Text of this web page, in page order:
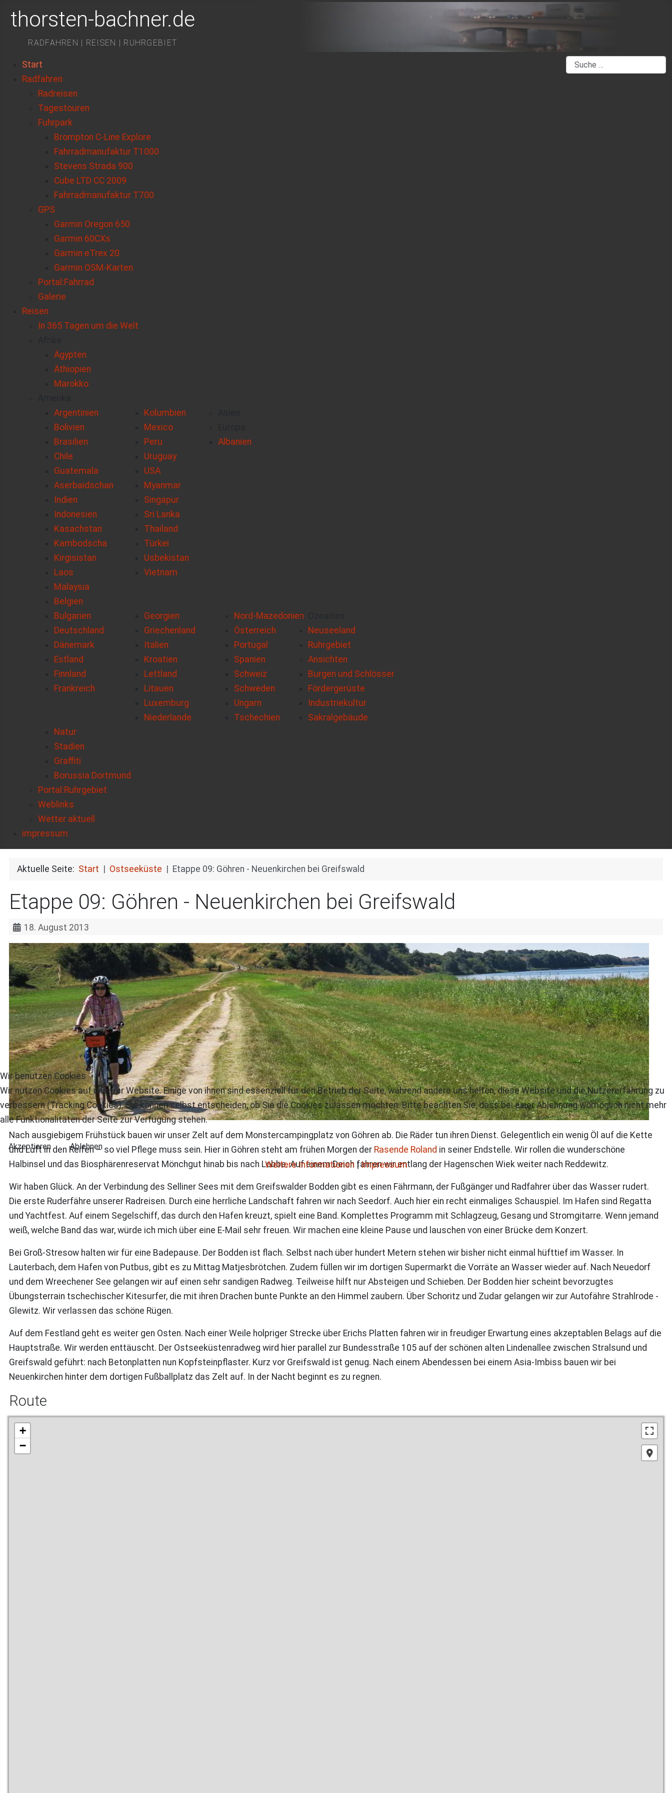
thorsten-bachner.de
RADFAHREN | REISEN | RUHRGEBIET
Start
Radfahren
Radreisen
Tagestouren
Fuhrpark
Brompton C-Line Explore
Fahrradmanufaktur T1000
Stevens Strada 900
Cube LTD CC 2009
Fahrradmanufaktur T700
GPS
Garmin Oregon 650
Garmin 60CXs
Garmin eTrex 20
Garmin OSM-Karten
Portal:Fahrrad
Galerie
Reisen
In 365 Tagen um die Welt
Ägypten
Äthiopien
Marokko
Argentinien
Bolivien
Brasilien
Chile
Guatemala
Kolumbien
Mexico
Peru
Uruguay
USA
Aserbaidschan
Indien
Indonesien
Kasachstan
Kambodscha
Kirgisistan
Laos
Malaysia
Myanmar
Singapur
Sri Lanka
Thailand
Türkei
Usbekistan
Vietnam
Albanien
Belgien
Bulgarien
Deutschland
Dänemark
Estland
Finnland
Frankreich
Georgien
Griechenland
Italien
Kroatien
Lettland
Litauen
Luxemburg
Niederlande
Nord-Mazedonien
Österreich
Portugal
Spanien
Schweiz
Schweden
Ungarn
Tschechien
Neuseeland
Ruhrgebiet
Ansichten
Burgen und Schlösser
Fördergerüste
Industriekultur
Sakralgebäude
Natur
Stadien
Graffiti
Borussia Dortmund
Portal:Ruhrgebiet
Weblinks
Wetter aktuell
impressum
Suchen
Aktuelle Seite: Start Ostseeküste Etappe 09: Göhren - Neuenkirchen bei Greifswald
Etappe 09: Göhren - Neuenkirchen bei Greifswald
18. August 2013
Nach ausgiebigem Frühstück bauen wir unser Zelt auf dem Monstercampingplatz von Göhren ab. Die Räder tun ihren Dienst. Gelegentlich ein wenig Öl auf die Kette
und Luft in den Reifen – so viel Pflege muss sein. Hier in Göhren steht am frühen Morgen der Rasende Roland in seiner Endstelle. Wir rollen die wunderschöne
Halbinsel und das Biosphärenreservat Mönchgut hinab bis nach Lobbe. Auf einem Deich fahren wir entlang der Hagenschen Wiek weiter nach Reddewitz.
Wir haben Glück. An der Verbindung des Selliner Sees mit dem Greifswalder Bodden gibt es einen Fährmann, der Fußgänger und Radfahrer über das Wasser rudert.
Die erste Ruderfähre unserer Radreisen. Durch eine herrliche Landschaft fahren wir nach Seedorf. Auch hier ein recht einmaliges Schauspiel. Im Hafen sind Regatta
und Yachtfest. Auf einem Segelschiff, das durch den Hafen kreuzt, spielt eine Band. Komplettes Programm mit Schlagzeug, Gesang und Stromgitarre. Wenn jemand
weiß, welche Band das war, würde ich mich über eine E-Mail sehr freuen. Wir machen eine kleine Pause und lauschen von einer Brücke dem Konzert.
Bei Groß-Stresow halten wir für eine Badepause. Der Bodden ist flach. Selbst nach über hundert Metern stehen wir bisher nicht einmal hüfttief im Wasser. In
Lauterbach, dem Hafen von Putbus, gibt es zu Mittag Matjesbrötchen. Zudem füllen wir im dortigen Supermarkt die Vorräte an Wasser wieder auf. Nach Neuedorf
und dem Wreechener See gelangen wir auf einen sehr sandigen Radweg. Teilweise hilft nur Absteigen und Schieben. Der Bodden hier scheint bevorzugtes
Übungsterrain tschechischer Kitesurfer, die mit ihren Drachen bunte Punkte an den Himmel zaubern. Über Schoritz und Zudar gelangen wir zur Autofähre Strahlrode -
Glewitz. Wir verlassen das schöne Rügen.
Auf dem Festland geht es weiter gen Osten. Nach einer Weile holpriger Strecke über Erichs Platten fahren wir in freudiger Erwartung eines akzeptablen Belags auf die
Hauptstraße. Wir werden enttäuscht. Der Ostseeküstenradweg wird hier parallel zur Bundesstraße 105 auf der schönen alten Lindenallee zwischen Stralsund und
Greifswald geführt: nach Betonplatten nun Kopfsteinpflaster. Kurz vor Greifswald ist genug. Nach einem Abendessen bei einem Asia-Imbiss bauen wir bei
Neuenkirchen hinter dem dortigen Fußballplatz das Zelt auf. In der Nacht beginnt es zu regnen.
Route
+
−
Wir benutzen Cookies
Wir nutzen Cookies auf unserer Website. Einige von ihnen sind essenziell für den Betrieb der Seite, während andere uns helfen, diese Website und die Nutzererfahrung zu
verbessern (Tracking Cookies). Sie können selbst entscheiden, ob Sie die Cookies zulassen möchten. Bitte beachten Sie, dass bei einer Ablehnung womöglich nicht mehr
alle Funktionalitäten der Seite zur Verfügung stehen.
Akzeptieren Ablehnen
Weitere Informationen |Impressum